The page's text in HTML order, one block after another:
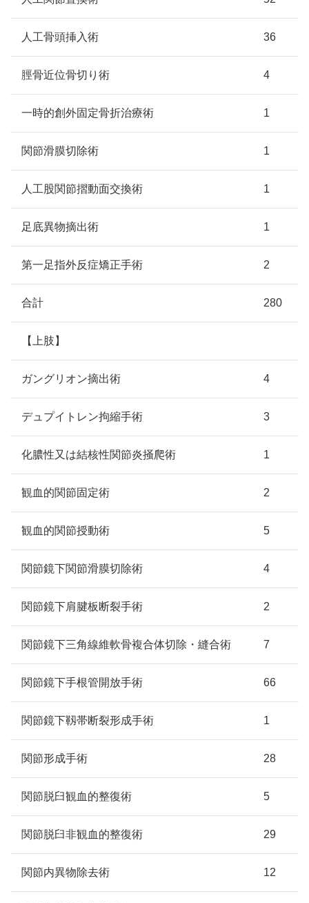
人工骨頭挿入術 36
脛骨近位骨切り術 4
一時的創外固定骨折治療術 1
関節滑膜切除術 1
人工股関節摺動面交換術 1
足底異物摘出術 1
第一足指外反症矯正手術 2
合計 280
【上肢】
ガングリオン摘出術 4
デュプイトレン拘縮手術 3
化膿性又は結核性関節炎掻爬術 1
観血的関節固定術 2
観血的関節授動術 5
関節鏡下関節滑膜切除術 4
関節鏡下肩腱板断裂手術 2
関節鏡下三角線維軟骨複合体切除・縫合術 7
関節鏡下手根管開放手術 66
関節鏡下靱帯断裂形成手術 1
関節形成手術 28
関節脱臼観血的整復術 5
関節脱臼非観血的整復術 29
関節内異物除去術 12